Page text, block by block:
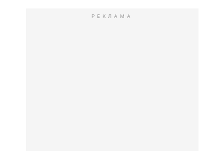
РЕКЛАМА